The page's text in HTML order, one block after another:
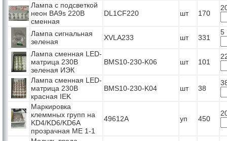
Лампа с подсветкой
неон BA9s 220В
сменная
DL1CF220 шт 170
Лампа сигнальная
зеленая
XVLA233 шт 331
5
Лампа сменная LED-
матрица 230В
зеленая ИЭК
BMS10-230-K06 шт 101
Лампа сменная LED-
матрица 230В
красная IEK
BMS10-230-K04 шт 38
Маркировка
клеммных групп на
KD4/KD6/KD6A
прозрачная МЕ 1-1
49612А уп 450